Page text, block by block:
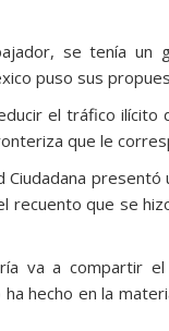
se tenía un
puso sus
el tráfico ilícito
que le
presentó
recuento que se
va a compartir
hecho en la